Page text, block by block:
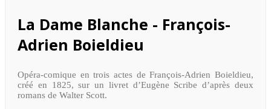
La Dame Blanche - François-
Adrien Boieldieu
Opéra-comique en trois actes de François-Adrien Boieldieu,
créé en 1825, sur un livret d’Eugène Scribe d’après deux
romans de Walter Scott.